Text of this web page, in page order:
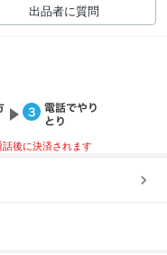
出品者に質問
後に決済されます